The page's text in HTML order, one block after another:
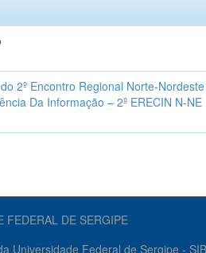
2º Encontro Regional Norte-
Da Informação – 2º ERECIN N-NE
FEDERAL DE SERGIPE
Universidade Federal de Sergipe -